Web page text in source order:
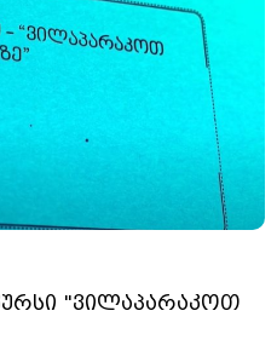
"ვილაპარაკოთ